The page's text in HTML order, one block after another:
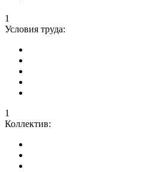
1
Условия труда:
1
Коллектив: